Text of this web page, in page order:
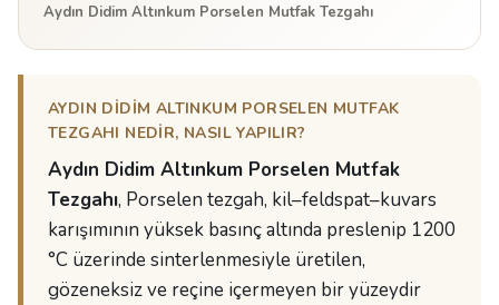
Aydın Didim Altınkum Porselen Mutfak Tezgahı
AYDIN DIDIM ALTINKUM PORSELEN MUTFAK
TEZGAHI NEDIR, NASIL YAPILIR?
Aydın Didim Altınkum Porselen Mutfak
Tezgahı, Porselen tezgah, kil–feldspat–kuvars
karışımının yüksek basınç altında preslenip 1200
°C üzerinde sinterlenmesiyle üretilen,
gözeneksiz ve reçine içermeyen bir yüzeydir